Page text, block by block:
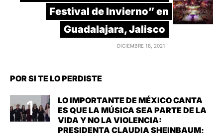
Festival de Invierno” en
Guadalajara, Jalisco
DICIEMBRE 18, 2021
POR SI TE LO PERDISTE
LO IMPORTANTE DE MÉXICO CANTA
ES QUE LA MÚSICA SEA PARTE DE LA
VIDA Y NO LA VIOLENCIA:
PRESIDENTA CLAUDIA SHEINBAUM;